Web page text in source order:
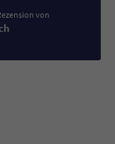
von
Buchtitel